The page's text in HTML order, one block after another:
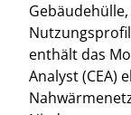
enthält das
Analyst (CEA)